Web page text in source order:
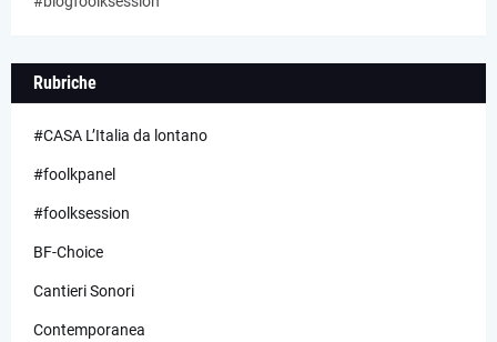
Rubriche
#CASA L’Italia da lontano
#foolkpanel
#foolksession
BF-Choice
Cantieri Sonori
Contemporanea